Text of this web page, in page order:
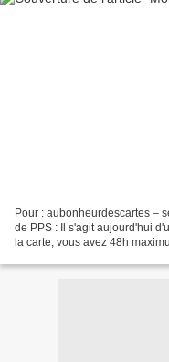
Pour : aubonheurdescartes –
de PPS : Il s'agit aujourd'hui
la carte, vous avez 48h